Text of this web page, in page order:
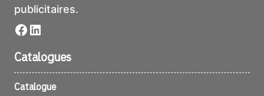
publicitaires.
Facebook
LinkedIn
Catalogues
Catalogue